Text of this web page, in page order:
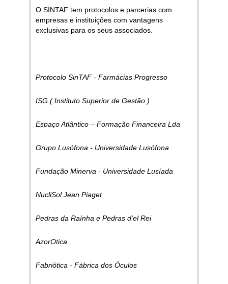
O SINTAF tem protocolos e parcerias com
empresas e instituições com vantagens
exclusivas para os seus associados.
Protocolo SinTAF - Farmácias Progresso
ISG ( Instituto Superior de Gestão )
Espaço Atlântico – Formação Financeira Lda
Grupo Lusófona - Universidade Lusófona
Fundação Minerva - Universidade Lusíada
NucliSol Jean Piaget
Pedras da Raínha e Pedras d'el Rei
AzorOtica
Fabriótica - Fábrica dos Óculos